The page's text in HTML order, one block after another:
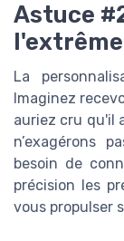
Astuce
l'extrême
La
Imaginez
auriez cru qu'il
n’exagérons
besoin de
précision les
vous propulser